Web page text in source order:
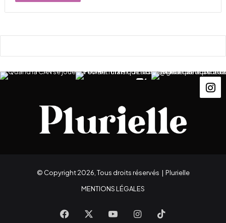
© Copyright 2026, Tous droits réservés | Plurielle
MENTIONS LÉGALES
Facebook YouTubeInstagram